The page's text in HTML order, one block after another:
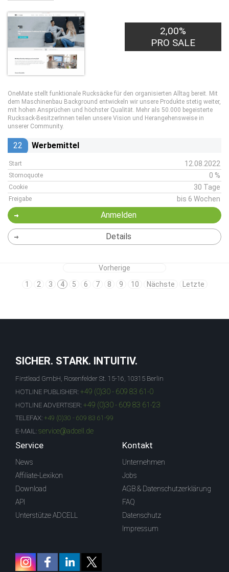
2,00%
PRO SALE
OneMate stellt funktionale Rucksäcke für den organisierten Alltag bereit. Mit
dem Maschinenbau Background entwickeln wir unsere Produkte stetig weiter,
mit hohen Ansprüchen und höchster Qualität. Mehr als 50.000 begeisterte
Rucksack-BesitzerInnen teilen unsere Vision und Herangehensweise in
unserer Community.
22 Werbemittel
Start 12.08.2022
Stornoquote 0 %
Cookie 30 Tage
Freigabe bis 6 Wochen
Anmelden
Details
Vorherige
1
2 3 4 5 6 7 8 9 10 Nächste Letzte
SICHER. STARK. INTUITIV.
Firstlead GmbH, Rosenfelder St. 15-16, 10315 Berlin
HOTLINE PUBLISHER: +49 (0)30 - 609 83 61-0
HOTLINE ADVERTISER: +49 (0)30 - 609 83 61-23
TELEFAX: +49 (0)30 - 609 83 61-99
E-MAIL: service@adcell.de
Service
News
Affiliate-Lexikon
Download
API
Unterstütze ADCELL
Kontakt
Unternehmen
Jobs
AGB & Datenschutzerklärung
FAQ
Datenschutz
Impressum